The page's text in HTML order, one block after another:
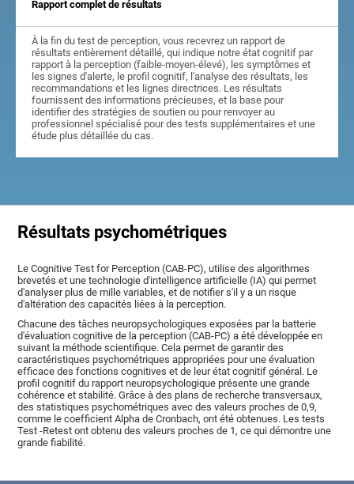
Rapport complet de résultats
À la fin du test de perception, vous recevrez un rapport de
résultats entièrement détaillé, qui indique notre état cognitif par
rapport à la perception (faible-moyen-élevé), les symptômes et
les signes d'alerte, le profil cognitif, l'analyse des résultats, les
recommandations et les lignes directrices. Les résultats
fournissent des informations précieuses, et la base pour
identifier des stratégies de soutien ou pour renvoyer au
professionnel spécialisé pour des tests supplémentaires et une
étude plus détaillée du cas.
Résultats psychométriques
Le Cognitive Test for Perception (CAB-PC), utilise des algorithmes
brevetés et une technologie d'intelligence artificielle (IA) qui permet
d'analyser plus de mille variables, et de notifier s'il y a un risque
d'altération des capacités liées à la perception.
Chacune des tâches neuropsychologiques exposées par la batterie
d'évaluation cognitive de la perception (CAB-PC) a été développée en
suivant la méthode scientifique. Cela permet de garantir des
caractéristiques psychométriques appropriées pour une évaluation
efficace des fonctions cognitives et de leur état cognitif général. Le
profil cognitif du rapport neuropsychologique présente une grande
cohérence et stabilité. Grâce à des plans de recherche transversaux,
des statistiques psychométriques avec des valeurs proches de 0,9,
comme le coefficient Alpha de Cronbach, ont été obtenues. Les tests
Test -Retest ont obtenu des valeurs proches de 1, ce qui démontre une
grande fiabilité.